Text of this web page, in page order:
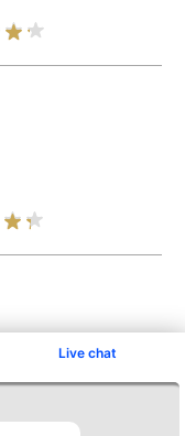
Live chat